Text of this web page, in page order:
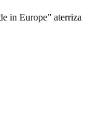
in Europe” aterriza